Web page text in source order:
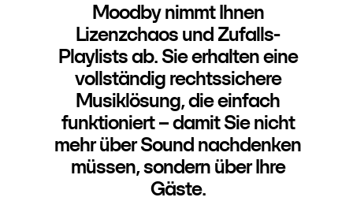
Moodby nimmt Ihnen
Lizenzchaos und Zufalls-
Playlists ab. Sie erhalten eine
vollständig rechtssichere
Musiklösung, die einfach
funktioniert – damit Sie nicht
mehr über Sound nachdenken
müssen, sondern über Ihre
Gäste.